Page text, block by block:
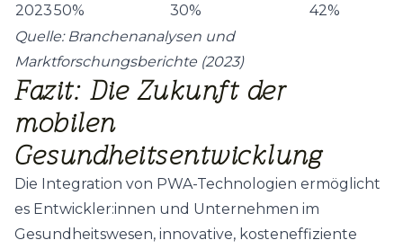
202350% 30%
42%
Quelle: Branchenanalysen und
Marktforschungsberichte (2023)
Fazit: Die Zukunft der
mobilen
Gesundheitsentwicklung
Die Integration von PWA-Technologien ermöglicht
es Entwickler:innen und Unternehmen im
Gesundheitswesen, innovative, kosteneffiziente